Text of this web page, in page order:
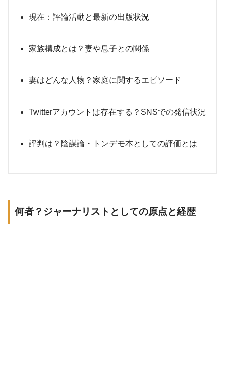
現在：評論活動と最新の出版状況
家族構成とは？妻や息子との関係
妻はどんな人物？家庭に関するエピソード
Twitterアカウントは存在する？SNSでの発信状況
評判は？陰謀論・トンデモ本としての評価とは
何者？ジャーナリストとしての原点と経歴